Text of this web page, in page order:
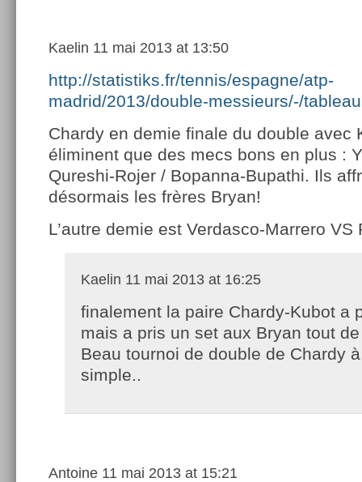
Kaelin 11 mai 2013 at 13:50
http://statistiks.fr/tennis/espagne/atp-
madrid/2013/double-messieurs/-/tableau
Chardy en demie finale du double avec
éliminent que des mecs bons en plus :
Qureshi-Rojer / Bopanna-Bupathi. Ils
désormais les frères Bryan!
L’autre demie est Verdasco-Marrero VS
Kaelin 11 mai 2013 at 16:25
finalement la paire Chardy-Kubot a
mais a pris un set aux Bryan tout
Beau tournoi de double de Chardy
simple..
Antoine 11 mai 2013 at 15:21